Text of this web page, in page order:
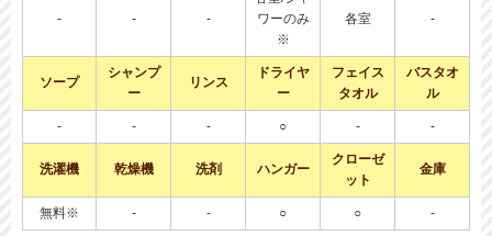
- - -
ワーのみ
※
各室 -
ソープ
シャンプ
ー
リンス
ドライヤ
ー
フェイス
タオル
バスタオ
ル
- - - ○ - -
洗濯機 乾燥機 洗剤 ハンガー
クローゼ
ット
金庫
無料※ - - ○ ○ -